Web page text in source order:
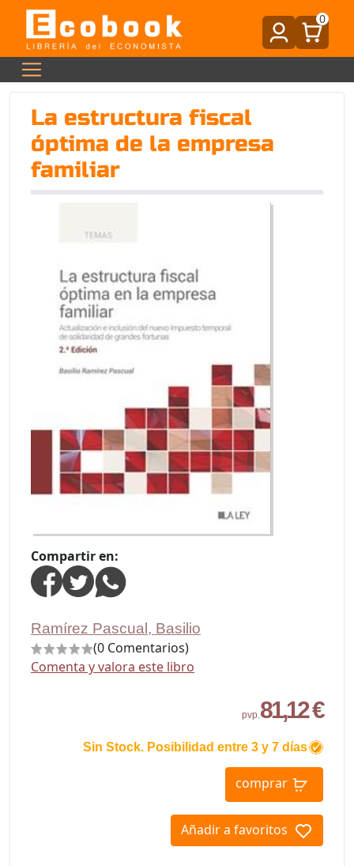
0
La estructura fiscal
óptima de la empresa
familiar
Compartir en:
Ramírez Pascual, Basilio
(0 Comentarios)
Comenta y valora este libro
pvp.81,12 €
Sin Stock. Posibilidad entre 3 y 7 días
comprar
Añadir a favoritos